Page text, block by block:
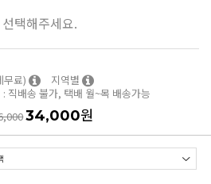
택해주세요.
무료)
지역별
: 직배송 불가, 택배 월~목 배송가능
34,000원